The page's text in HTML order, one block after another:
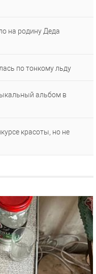
на родину Деда
по тонкому льду
альбом в
красоты, но не